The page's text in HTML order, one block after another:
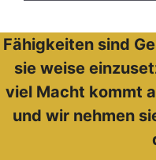
Fähigkeiten sind
sie weise
viel Macht kommt
und wir nehmen